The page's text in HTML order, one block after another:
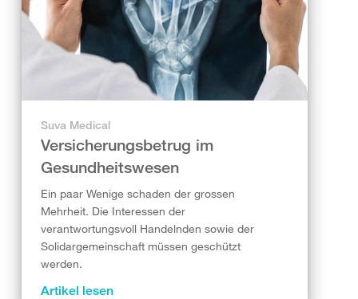
Suva Medical
Versicherungsbetrug im
Gesundheitswesen
Ein paar Wenige schaden der grossen
Mehrheit. Die Interessen der
verantwortungsvoll Handelnden sowie der
Solidargemeinschaft müssen geschützt
werden.
Artikel lesen